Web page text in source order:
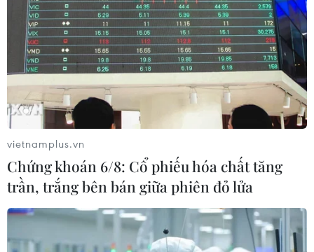
#mưa phùn #sương mù #nắng mạnh #nắng nóng
vietnamplus.vn
Chứng khoán 6/8: Cổ phiếu hóa chất tăng
trần, trắng bên bán giữa phiên đỏ lửa